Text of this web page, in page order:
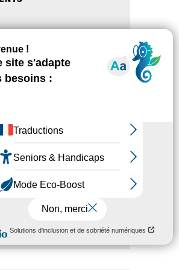
Accessible
des Gazelles –
Communication
– Acteurs
– flyer
Tourisme &